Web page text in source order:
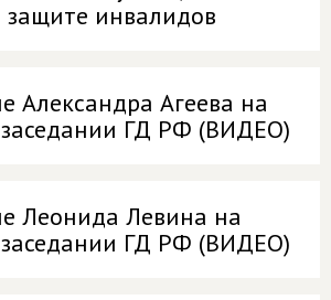
защите инвалидов
Александра Агеева на
ГД РФ (ВИДЕО)
Леонида Левина на
ГД РФ (ВИДЕО)